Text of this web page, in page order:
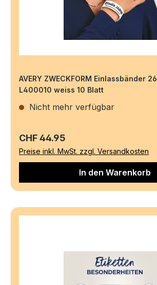
AVERY ZWECKFORM Einlassbänder
L400010 weiss 10 Blatt
Nicht mehr verfügbar
Regulärer Preis:
CHF 44.95
Preise inkl. MwSt. zzgl. Versandkosten
In den Warenkorb